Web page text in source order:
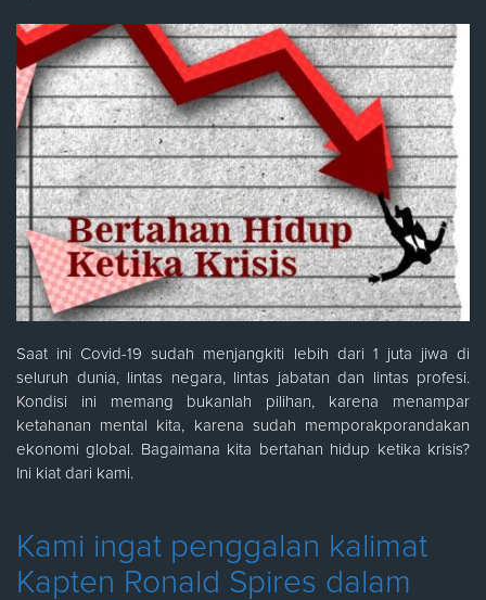
Saat ini Covid-19 sudah menjangkiti lebih dari 1 juta jiwa di
seluruh dunia, lintas negara, lintas jabatan dan lintas profesi.
Kondisi ini memang bukanlah pilihan, karena menampar
ketahanan mental kita, karena sudah memporakporandakan
ekonomi global. Bagaimana kita bertahan hidup ketika krisis?
Ini kiat dari kami.
Kami ingat penggalan kalimat
Kapten Ronald Spires dalam